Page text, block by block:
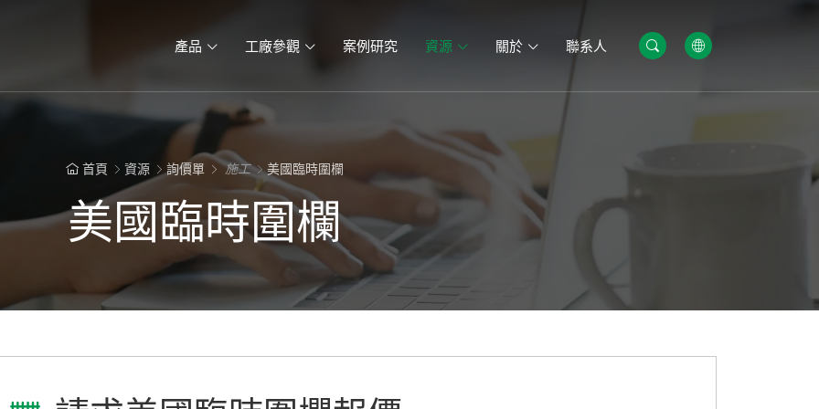
產品
2D圍欄 柵欄門
工廠參觀 案例研究 資源 關於 聯系人
首頁 資源 詢價單 施工 美國臨時圍欄
美國臨時圍欄